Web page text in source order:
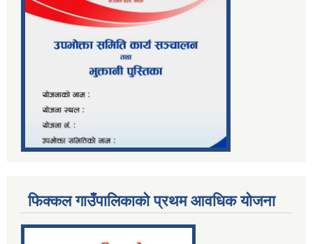
फिक्कल गाउँपालिकाको प्रथम आवधिक योजना